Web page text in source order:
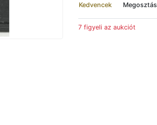
Kedvencek Megosztás
7 figyeli az aukciót